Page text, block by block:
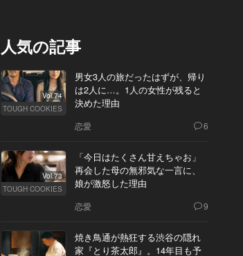
人気の記事
Vol.74
TOUGH COOKIES
男女3人の旅だったはずが、帰り
は2人に…。1人の女性が残ると
決めた理由
恋愛 6
Vol.73
TOUGH COOKIES
「今日はたくさん甘えちゃお」
再会した母の無邪気な一言に、
娘が激怒した理由
恋愛 9
焼き鳥通が熱狂する渋谷の隠れ
家『とり茶太郎』。14年目も予